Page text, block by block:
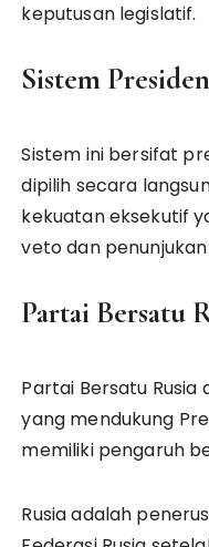
keputusan legislatif.
Sistem
Sistem ini bersifat
dipilih secara
kekuatan eksekutif
veto dan
Partai Bersatu
Partai Bersatu
yang mendukung
memiliki pengaruh
Rusia adalah